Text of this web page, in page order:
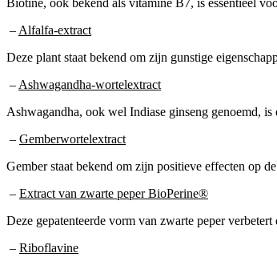
– Alfalfa-extract
Deze plant staat bekend om zijn gunstige
– Ashwagandha-wortelextract
Ashwagandha, ook wel Indiase ginseng genoemd, is
– Gemberwortelextract
Gember staat bekend om zijn positieve effecten op
– Extract van zwarte peper BioPerine®
Deze gepatenteerde vorm van zwarte peper
– Riboflavine